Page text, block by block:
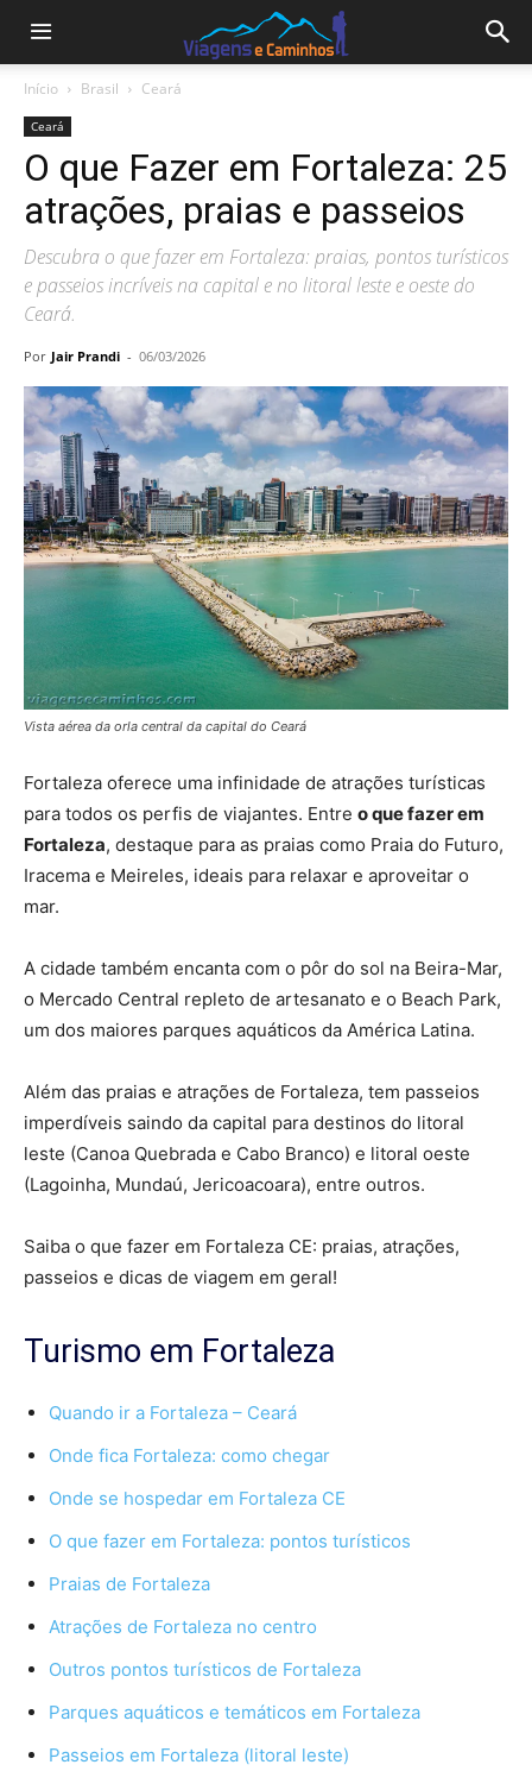
Início Brasil Ceará
Ceará
O que Fazer em Fortaleza: 25
atrações, praias e passeios
Descubra o que fazer em Fortaleza: praias, pontos turísticos
e passeios incríveis na capital e no litoral leste e oeste do
Ceará.
Por Jair Prandi - 06/03/2026
Vista aérea da orla central da capital do Ceará
Fortaleza oferece uma infinidade de atrações turísticas
para todos os perfis de viajantes. Entre o que fazer em
Fortaleza, destaque para as praias como Praia do Futuro,
Iracema e Meireles, ideais para relaxar e aproveitar o
mar.
A cidade também encanta com o pôr do sol na Beira-Mar,
o Mercado Central repleto de artesanato e o Beach Park,
um dos maiores parques aquáticos da América Latina.
Além das praias e atrações de Fortaleza, tem passeios
imperdíveis saindo da capital para destinos do litoral
leste (Canoa Quebrada e Cabo Branco) e litoral oeste
(Lagoinha, Mundaú, Jericoacoara), entre outros.
Saiba o que fazer em Fortaleza CE: praias, atrações,
passeios e dicas de viagem em geral!
Turismo em Fortaleza
Quando ir a Fortaleza – Ceará
Onde fica Fortaleza: como chegar
Onde se hospedar em Fortaleza CE
O que fazer em Fortaleza: pontos turísticos
Praias de Fortaleza
Atrações de Fortaleza no centro
Outros pontos turísticos de Fortaleza
Parques aquáticos e temáticos em Fortaleza
Passeios em Fortaleza (litoral leste)